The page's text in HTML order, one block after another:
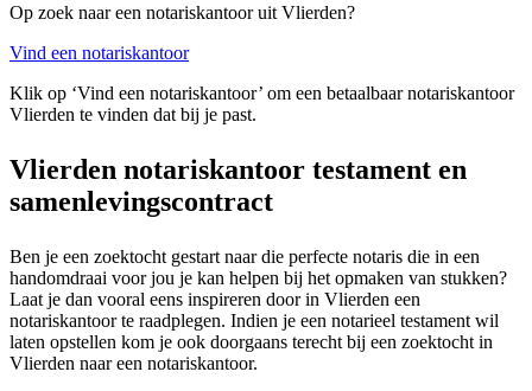
Op zoek naar een notariskantoor uit Vlierden?
Vind een notariskantoor
Klik op ‘Vind een notariskantoor’ om een betaalbaar notariskantoor
Vlierden te vinden dat bij je past.
Vlierden notariskantoor testament en
samenlevingscontract
Ben je een zoektocht gestart naar die perfecte notaris die in een
handomdraai voor jou je kan helpen bij het opmaken van stukken?
Laat je dan vooral eens inspireren door in Vlierden een
notariskantoor te raadplegen. Indien je een notarieel testament wil
laten opstellen kom je ook doorgaans terecht bij een zoektocht in
Vlierden naar een notariskantoor.